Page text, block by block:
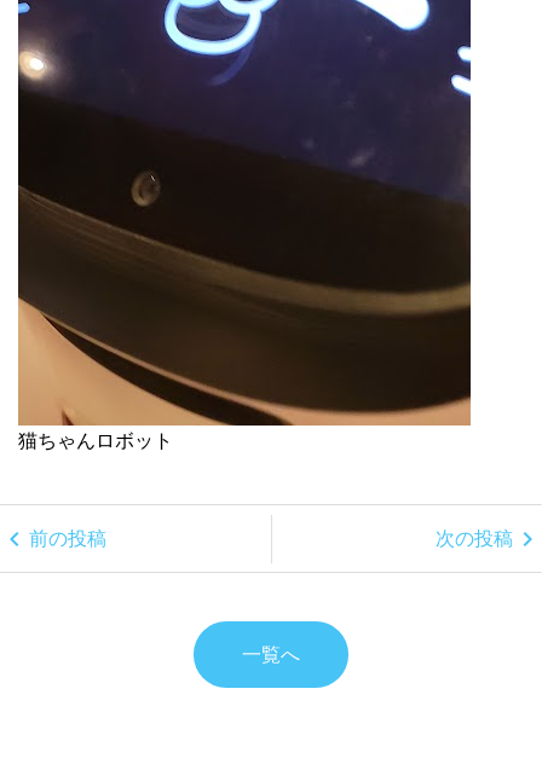
猫ちゃんロボット
chevron_left 前の投稿 次の投稿 chevron_right
一覧へ